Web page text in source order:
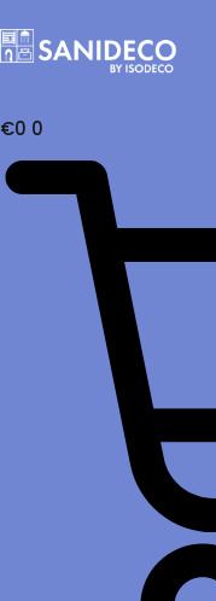
€0 0